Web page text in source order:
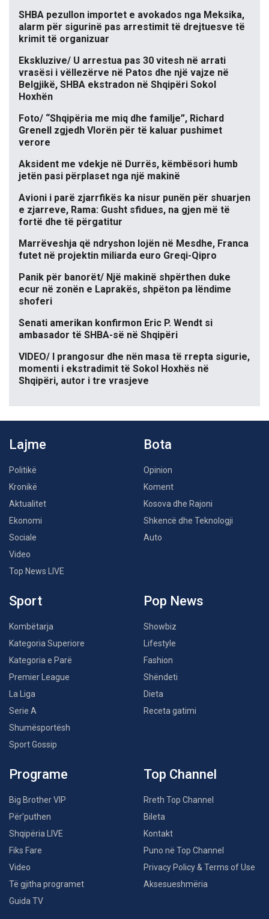
SHBA pezullon importet e avokados nga Meksika,
alarm për sigurinë pas arrestimit të drejtuesve të
krimit të organizuar
Ekskluzive/ U arrestua pas 30 vitesh në arrati
vrasësi i vëllezërve në Patos dhe një vajze në
Belgjikë, SHBA ekstradon në Shqipëri Sokol
Hoxhën
Foto/ “Shqipëria me miq dhe familje”, Richard
Grenell zgjedh Vlorën për të kaluar pushimet
verore
Aksident me vdekje në Durrës, këmbësori humb
jetën pasi përplaset nga një makinë
Avioni i parë zjarrfikës ka nisur punën për shuarjen
e zjarreve, Rama: Gusht sfidues, na gjen më të
fortë dhe të përgatitur
Marrëveshja që ndryshon lojën në Mesdhe, Franca
futet në projektin miliarda euro Greqi-Qipro
Panik për banorët/ Një makinë shpërthen duke
ecur në zonën e Laprakës, shpëton pa lëndime
shoferi
Senati amerikan konfirmon Eric P. Wendt si
ambasador të SHBA-së në Shqipëri
VIDEO/ I prangosur dhe nën masa të rrepta sigurie,
momenti i ekstradimit të Sokol Hoxhës në
Shqipëri, autor i tre vrasjeve
Lajme
Politikë
Kronikë
Aktualitet
Ekonomi
Sociale
Video
Top News LIVE
Bota
Opinion
Koment
Kosova dhe Rajoni
Shkencë dhe Teknologji
Auto
Sport
Kombëtarja
Kategoria Superiore
Kategoria e Parë
Premier League
La Liga
Serie A
Shumësportësh
Sport Gossip
Pop News
Showbiz
Lifestyle
Fashion
Shëndeti
Dieta
Receta gatimi
Programe
Big Brother VIP
Për’puthen
Shqipëria LIVE
Fiks Fare
Video
Të gjitha programet
Guida TV
Top Channel
Rreth Top Channel
Bileta
Kontakt
Puno në Top Channel
Privacy Policy & Terms of Use
Aksesueshmëria